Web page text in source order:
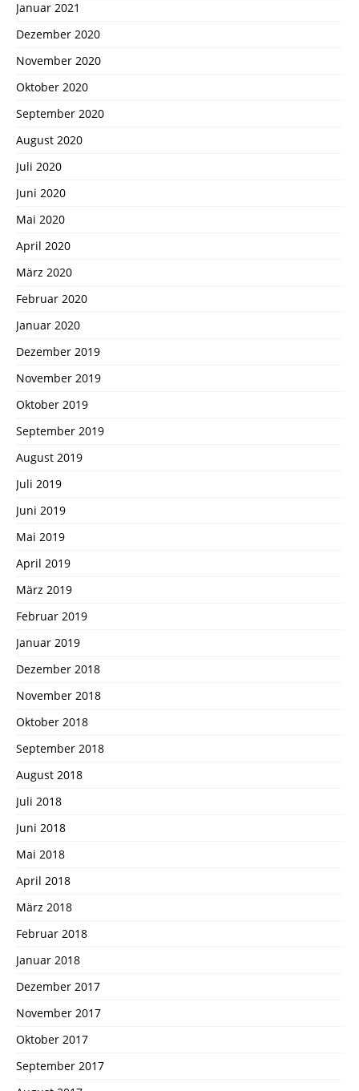
Januar 2021
Dezember 2020
November 2020
Oktober 2020
September 2020
August 2020
Juli 2020
Juni 2020
Mai 2020
April 2020
März 2020
Februar 2020
Januar 2020
Dezember 2019
November 2019
Oktober 2019
September 2019
August 2019
Juli 2019
Juni 2019
Mai 2019
April 2019
März 2019
Februar 2019
Januar 2019
Dezember 2018
November 2018
Oktober 2018
September 2018
August 2018
Juli 2018
Juni 2018
Mai 2018
April 2018
März 2018
Februar 2018
Januar 2018
Dezember 2017
November 2017
Oktober 2017
September 2017